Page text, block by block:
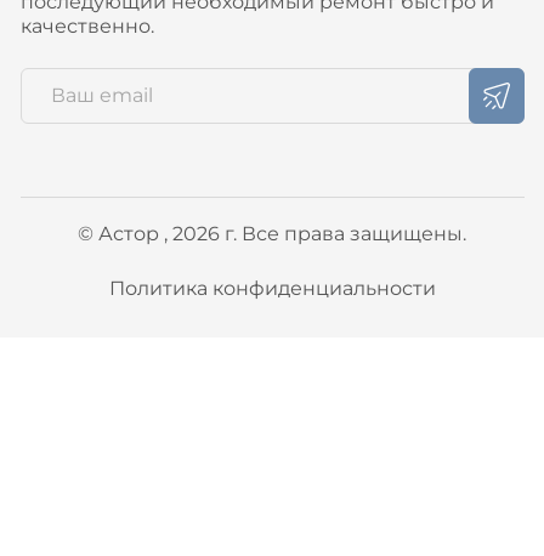
качественно.
© Астор , 2026 г. Все права защищены.
Политика конфиденциальности